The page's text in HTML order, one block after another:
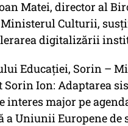
Matei, director al
Culturii,
digitalizării
Educației, Sorin –
Sorin Ion: Adaptarea
interes major pe
Uniunii Europene de